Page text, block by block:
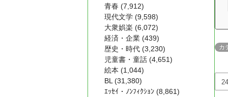
カ
青春 (7,912)
現代文学 (9,598)
大衆娯楽 (6,072)
経済・企業 (439)
歴史・時代 (3,230)
児童書・童話 (4,651)
絵本 (1,044)
BL (31,380)
ｴｯｾｲ・ﾉﾝﾌｨｸｼｮﾝ (8,861)